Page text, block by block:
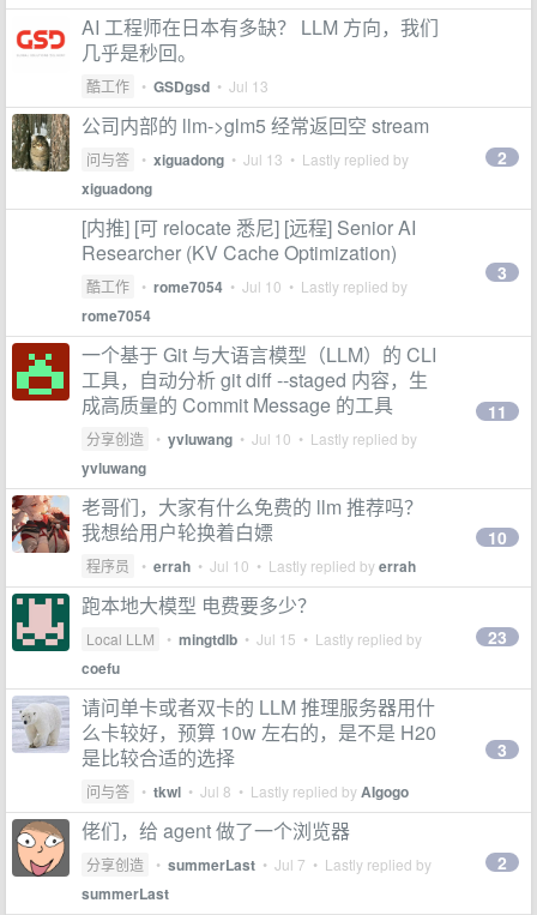
AI 工程师在日本有多缺？ LLM 方向，我们
几乎是秒回。
酷工作 • GSDgsd • Jul 13
公司内部的 llm->glm5 经常返回空 stream
问与答 • xiguadong • Jul 13 • Lastly replied by
xiguadong
2
[内推] [可 relocate 悉尼] [远程] Senior AI
Researcher (KV Cache Optimization)
酷工作 • rome7054 • Jul 10 • Lastly replied by
rome7054
3
一个基于 Git 与大语言模型（LLM）的 CLI
工具，自动分析 git diff --staged 内容，生
成高质量的 Commit Message 的工具
分享创造 • yvluwang • Jul 10 • Lastly replied by
yvluwang
11
老哥们，大家有什么免费的 llm 推荐吗？
我想给用户轮换着白嫖
程序员 • errah • Jul 10 • Lastly replied byerrah
10
跑本地大模型 电费要多少？
Local LLM • mingtdlb • Jul 15 • Lastly replied by
coefu
23
请问单卡或者双卡的 LLM 推理服务器用什
么卡较好，预算 10w 左右的，是不是 H20
是比较合适的选择
问与答 • tkwl • Jul 8 • Lastly replied byAIgogo
3
佬们，给 agent 做了一个浏览器
分享创造 • summerLast • Jul 7 • Lastly replied by
summerLast
2